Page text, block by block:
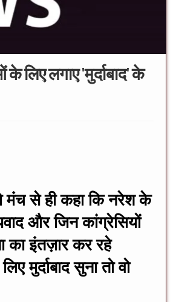
लिए लगाए 'मुर्दाबाद' के
मंच से ही कहा कि नरेश के
और जिन कांग्रेसियों
का इंतज़ार कर रहे
मुर्दाबाद सुना तो वो